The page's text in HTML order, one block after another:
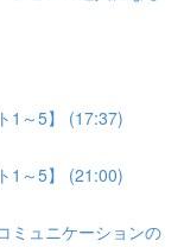
1～5】 (17:37)
1～5】 (21:00)
ミュニケーションの